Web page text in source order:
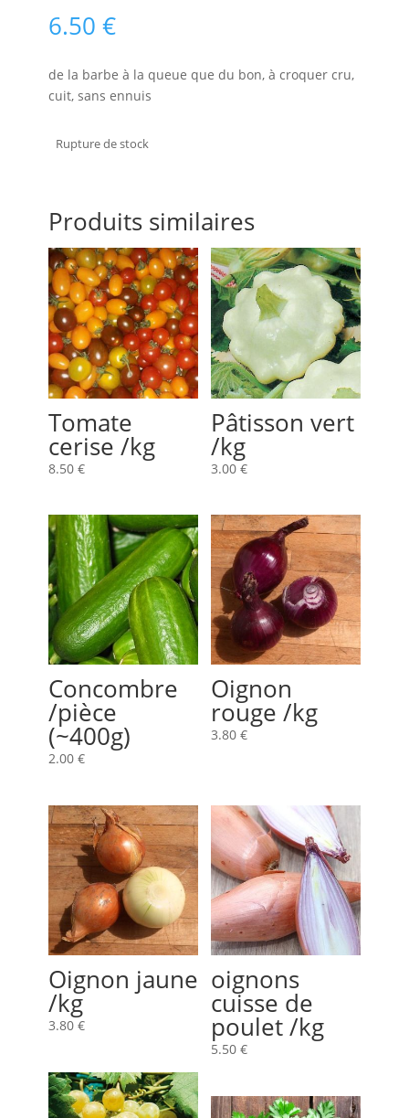
6.50 €
de la barbe à la queue que du bon, à croquer cru,
cuit, sans ennuis
Rupture de stock
Produits similaires
Tomate
cerise /kg
8.50 €
Pâtisson vert
/kg
3.00 €
Concombre
/pièce
(~400g)
2.00 €
Oignon
rouge /kg
3.80 €
Oignon jaune
/kg
3.80 €
oignons
cuisse de
poulet /kg
5.50 €